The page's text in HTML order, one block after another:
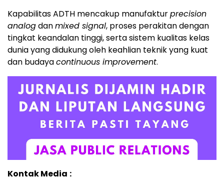
Kapabilitas ADTH mencakup manufakturprecision
analogdanmixed signal, proses perakitan dengan
tingkat keandalan tinggi, serta sistem kualitas kelas
dunia yang didukung oleh keahlian teknik yang kuat
dan budayacontinuous improvement.
Kontak Media :